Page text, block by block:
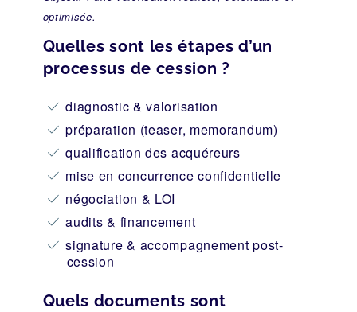
optimisée.
Quelles sont les étapes d’un
processus de cession ?
diagnostic & valorisation
préparation (teaser, memorandum)
qualification des acquéreurs
mise en concurrence confidentielle
négociation & LOI
audits & financement
signature & accompagnement post-
cession
Quels documents sont